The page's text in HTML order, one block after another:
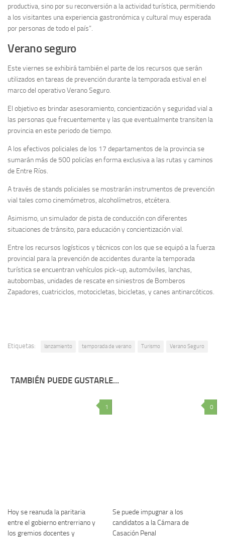
productiva, sino por su reconversión a la actividad turística, permitiendo
a los visitantes una experiencia gastronómica y cultural muy esperada
por personas de todo el país”.
Verano seguro
Este viernes se exhibirá también el parte de los recursos que serán
utilizados en tareas de prevención durante la temporada estival en el
marco del operativo Verano Seguro.
El objetivo es brindar asesoramiento, concientización y seguridad vial a
las personas que frecuentemente y las que eventualmente transiten la
provincia en este periodo de tiempo.
A los efectivos policiales de los 17 departamentos de la provincia se
sumarán más de 500 policías en forma exclusiva a las rutas y caminos
de Entre Ríos.
A través de stands policiales se mostrarán instrumentos de prevención
vial tales como cinemómetros, alcoholímetros, etcétera.
Asimismo, un simulador de pista de conducción con diferentes
situaciones de tránsito, para educación y concientización vial.
Entre los recursos logísticos y técnicos con los que se equipó a la fuerza
provincial para la prevención de accidentes durante la temporada
turística se encuentran vehículos pick-up, automóviles, lanchas,
autobombas, unidades de rescate en siniestros de Bomberos
Zapadores, cuatriciclos, motocicletas, bicicletas, y canes antinarcóticos.
Etiquetas: lanzamiento temporada de verano Turismo Verano Seguro
TAMBIÉN PUEDE GUSTARLE...
1
Hoy se reanuda la paritaria
entre el gobierno entrerriano y
los gremios docentes y
0
Se puede impugnar a los
candidatos a la Cámara de
Casación Penal